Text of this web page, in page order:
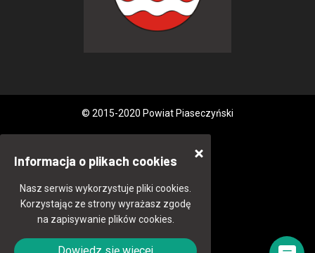
© 2015-2020 Powiat Piaseczyński
Informacja o plikach cookies
Nasz serwis wykorzystuje pliki cookies.
Korzystając ze strony wyrażasz zgodę
na zapisywanie plików cookies.